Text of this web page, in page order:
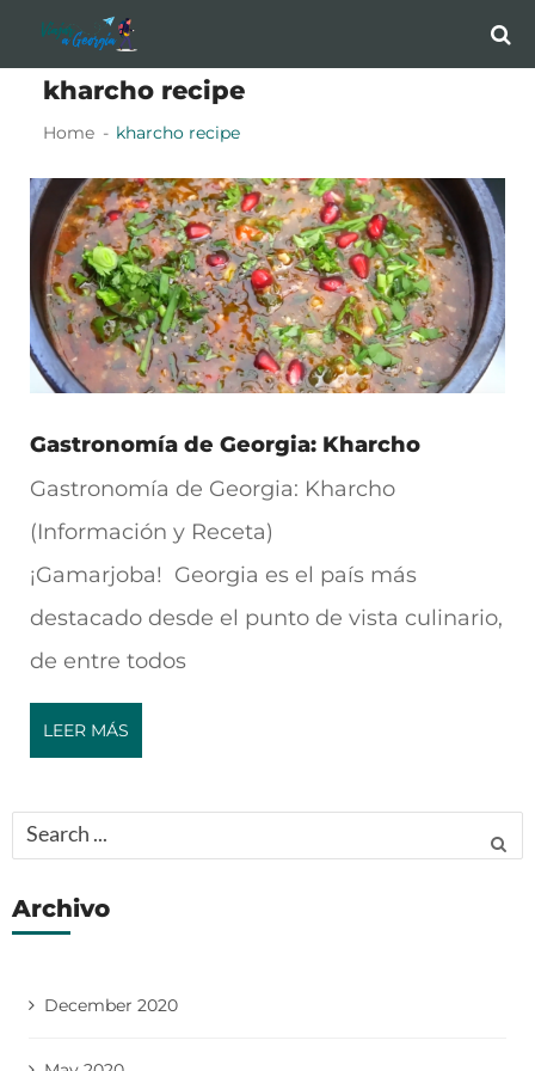
Skip
to
navigation
Skip
to
content
kharcho recipe
Home kharcho recipe
Gastronomía de Georgia: Kharcho
Gastronomía de Georgia: Kharcho
(Información y Receta)
¡Gamarjoba! Georgia es el país más
destacado desde el punto de vista culinario,
de entre todos
LEER MÁS
Search
Archivo
December 2020